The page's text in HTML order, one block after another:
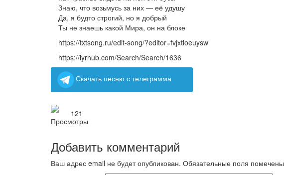
Знаю, что возьмусь за них — её удушу
Да, я будто строгий, но я добрый
Ты не знаешь какой Мира, он на блоке
https://txtsong.ru/edit-song/?editor=fvjxtloeuysw
https://lyrhub.com/Search/Search/1636
Скачать песню с телеграмма
121
Добавить комментарий
Ваш адрес email не будет опубликован. Обязательные поля помечены